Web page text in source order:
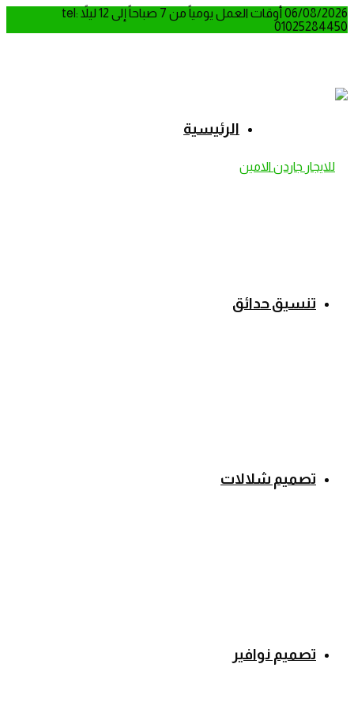
06/08/2026 أوقات العمل يومياً من 7 صباحاً إلى 12 ليلاً
tel:
01025284450
الرئيسية
تنسيق حدائق
تصميم شلالات
تصميم نوافير